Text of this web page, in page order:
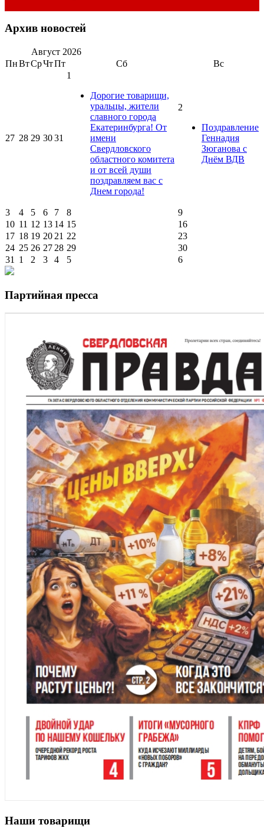
Архив новостей
Август 2026
ПнВтСрЧтПт Сб Вс
27 28 29 3031
1
Дорогие товарищи,
уральцы, жители
славного города
Екатеринбурга! От
имени
Свердловского
областного комитета
и от всей души
поздравляем вас с
Днем города!
2
Поздравление
Геннадия
Зюганова с
Днём ВДВ
3 4 5 6 7 8
9
10 11 12 13 14 15
16
17 18 19 20 21 22
23
24 25 26 27 28 29
30
31
1 2 3 4 5 6
Партийная пресса
Наши товарищи